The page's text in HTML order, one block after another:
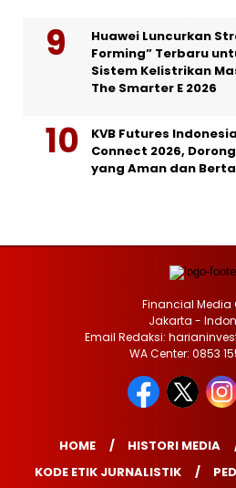
Huawei Luncurkan
Forming” Terbaru
Sistem Kelistrikan
The Smarter E 2026
KVB Futures
Connect 2026,
yang Aman dan
Financial Media
Jakarta -
Email Redaksi:
WA Center: 0853
HOME HISTORI MEDIA
KODE ETIK JURNALISTIK